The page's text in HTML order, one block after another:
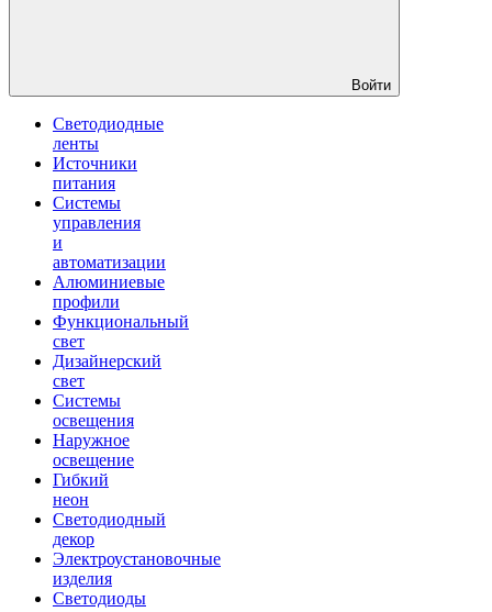
Войти
Светодиодные
ленты
Источники
питания
Системы
управления
и
автоматизации
Алюминиевые
профили
Функциональный
свет
Дизайнерский
свет
Системы
освещения
Наружное
освещение
Гибкий
неон
Светодиодный
декор
Электроустановочные
изделия
Светодиоды